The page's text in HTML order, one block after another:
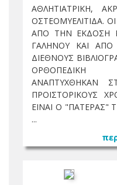
ΑΘΛΗΤΙΑΤΡΙΚΗ,
ΟΣΤΕΟΜΥΕΛΙΤΙΔΑ.
ΑΠΟ ΤΗΝ ΕΚΔΟΣΗ
ΓΑΛΗΝΟΥ ΚΑΙ
ΔΙΕΘΝΟΥΣ
ΟΡΘΟΠΕΔΙΚΗ
ΑΝΑΠΤΥΧΘΗΚΑΝ
ΠΡΟΙΣΤΟΡΙΚΟΥΣ
ΕΙΝΑΙ Ο "ΠΑΤΕΡΑΣ"
...